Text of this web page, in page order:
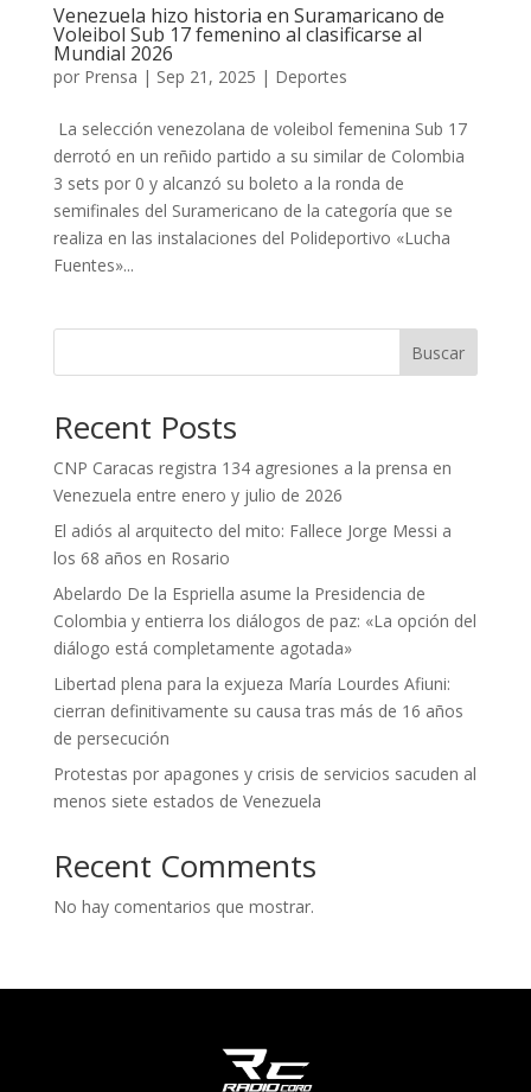
Venezuela hizo historia en Suramaricano de
Voleibol Sub 17 femenino al clasificarse al
Mundial 2026
por Prensa | Sep 21, 2025 | Deportes
La selección venezolana de voleibol femenina Sub 17
derrotó en un reñido partido a su similar de Colombia
3 sets por 0 y alcanzó su boleto a la ronda de
semifinales del Suramericano de la categoría que se
realiza en las instalaciones del Polideportivo «Lucha
Fuentes»...
Buscar
Recent Posts
CNP Caracas registra 134 agresiones a la prensa en
Venezuela entre enero y julio de 2026
El adiós al arquitecto del mito: Fallece Jorge Messi a
los 68 años en Rosario
Abelardo De la Espriella asume la Presidencia de
Colombia y entierra los diálogos de paz: «La opción del
diálogo está completamente agotada»
Libertad plena para la exjueza María Lourdes Afiuni:
cierran definitivamente su causa tras más de 16 años
de persecución
Protestas por apagones y crisis de servicios sacuden al
menos siete estados de Venezuela
Recent Comments
No hay comentarios que mostrar.